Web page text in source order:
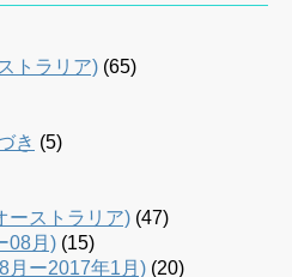
トラリア) (65)
き (5)
ーストラリア) (47)
08月) (15)
月ー2017年1月) (20)